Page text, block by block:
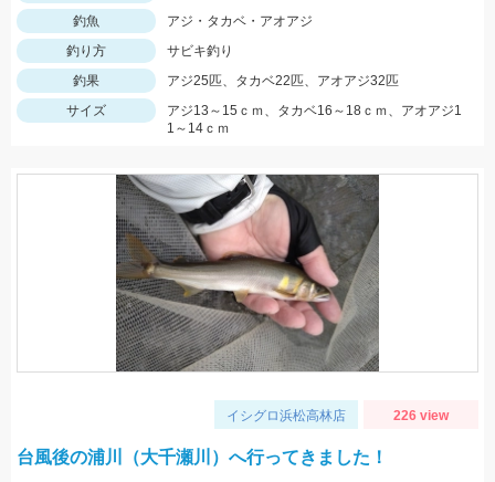
釣魚
アジ・タカベ・アオアジ
釣り方
サビキ釣り
釣果
アジ25匹、タカベ22匹、アオアジ32匹
サイズ
アジ13～15ｃｍ、タカベ16～18ｃｍ、アオアジ1
1～14ｃｍ
イシグロ浜松高林店 226 view
台風後の浦川（大千瀬川）へ行ってきました！